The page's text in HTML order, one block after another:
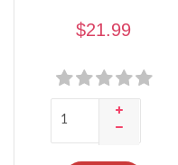
$21.99